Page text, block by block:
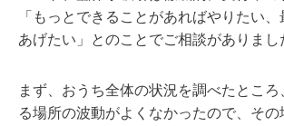
「もっとできることがあればやりたい
あげたい」とのことでご相談がありまし
まず、おうち全体の状況を調べたとこ
る場所の波動がよくなかったので、その